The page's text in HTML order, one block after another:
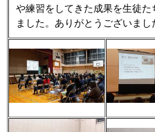
や練習をしてきた成果を生徒
ました。ありがとうございまし